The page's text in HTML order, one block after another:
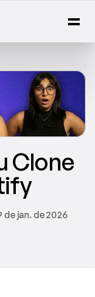
Clone
de jan. de 2026